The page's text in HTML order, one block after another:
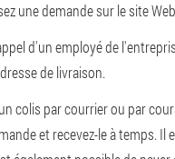
une demande sur le site
d'un employé de
de livraison.
colis par courrier ou par
et recevez-le à temps.